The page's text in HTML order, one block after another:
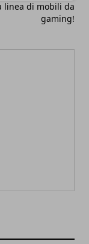
linea di mobili da
gaming!